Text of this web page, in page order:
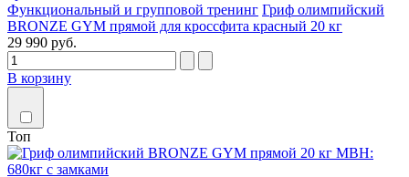
Функциональный и групповой тренинг Гриф олимпийский
BRONZE GYM прямой для кроссфита красный 20 кг
29 990 руб.
В корзину
Топ